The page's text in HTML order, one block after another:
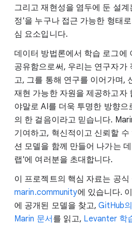
그리고 재현성을 염두에 둔 설
정'을 누구나 접근 가능한 형태
심 요소입니다.
데이터 방법론에서 학습 로그에
공유함으로써, 우리는 연구자가
고, 그를 통해 연구를 이어가며,
재현 가능한 자원을 제공하고자
야말로 AI를 더욱 투명한 방향으
의 한 걸음이라고 믿습니다.
기여하고, 혁신적이고 신뢰할
션 모델을 함께 만들어 나가는
랩'에 여러분을 초대합니다.
이 프로젝트의 핵심 자료는 공식
marin.community에 있습니다.
에 공개된 모델을 찾고,GitHub
Marin 문서를 읽고, Levanter 학